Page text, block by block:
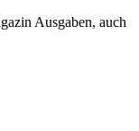
Ausgaben, auch